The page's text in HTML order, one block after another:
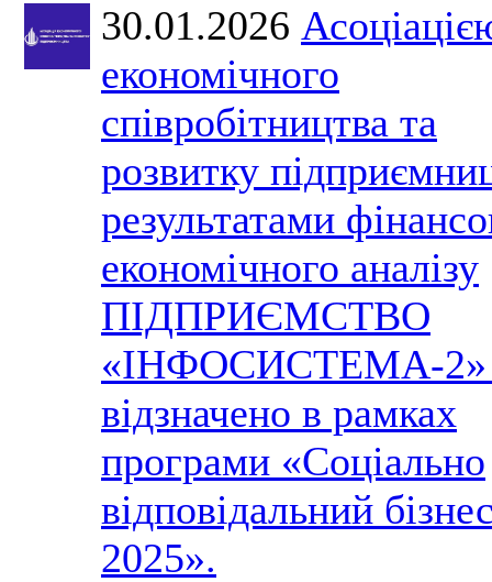
30.01.2026
економічного
співробітництва та
розвитку
результатами
економічного аналізу
ПІДПРИЄМСТВО
«ІНФОСИСТЕМА-2»
відзначено в рамках
програми «Соціально
відповідальний
2025».